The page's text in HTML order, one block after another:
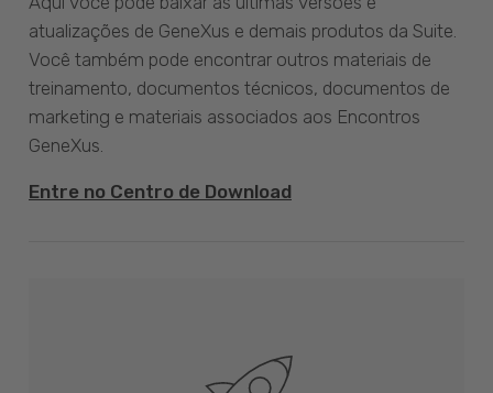
atualizações de GeneXus e demais produtos da Suite.
Você também pode encontrar outros materiais de
treinamento, documentos técnicos, documentos de
marketing e materiais associados aos Encontros
GeneXus.
Entre no Centro de Download